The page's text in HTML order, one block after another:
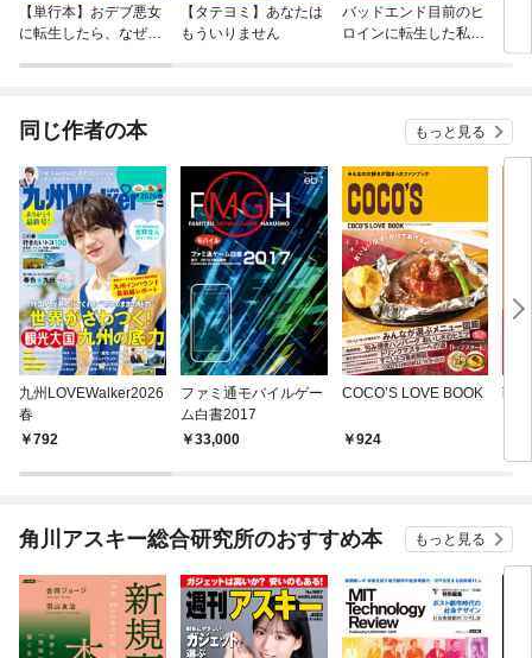
【単行本】おデブ悪女
に転生したら、なぜか
【タテヨミ】あなたは
もういりません
バッドエンド目前のヒ
ロインに転生した私、
同じ作者の本 もっと見る
九州LOVEWalker2026
春
792
ファミ通モバイルゲー
ム白書2017
33,000
COCO’S LOVE BOOK
924
戦
角川アスキー総合研究所のおすすめ本 もっと見る